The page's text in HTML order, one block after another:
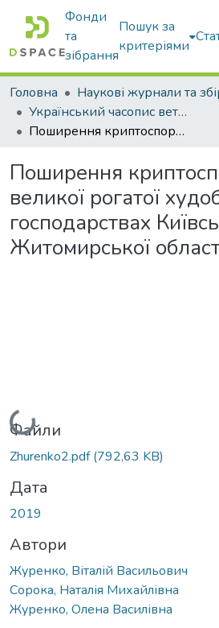
Фонди
та
зібрання
Пошук за
критеріями
Головна
Український часопис ветеринарних наук
Поширення криптоспоридіозу великої рогатої худоби у господарствах Київської та Житомирської областей
Поширення
великої рогатої
господарствах
Житомирської
Вантажиться...
Файли
Zhurenko2.pdf(792,63 KB)
Дата
2019
Автори
Журенко, Віталій Васильович
Сорока, Наталія Михайлівна
Журенко, Олена Василівна